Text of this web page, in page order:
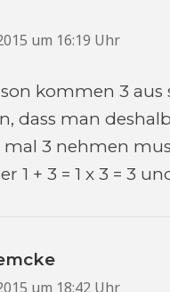
um 16:19 Uhr
kommen 3 aus
dass man
3 nehmen
1 + 3 = 1 x 3 = 3
um 18:42 Uhr